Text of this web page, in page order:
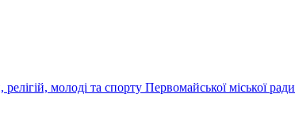
молоді та спорту Первомайської міської ради